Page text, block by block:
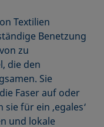
Textilien
Benetzung
zu
die den
Sie
Faser auf oder
für ein ‚egales‘
und lokale